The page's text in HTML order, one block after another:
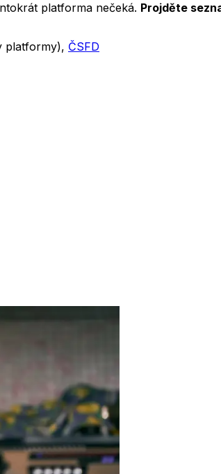
platforma nečeká. Projděte
platformy), ČSFD